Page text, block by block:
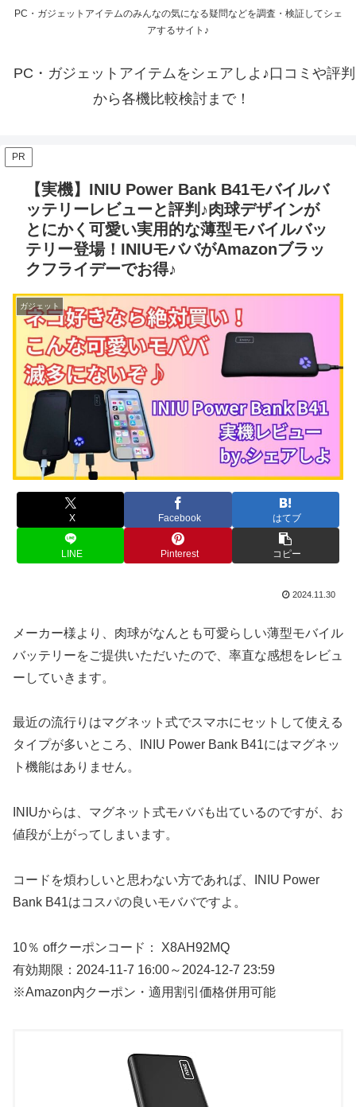
PC・ガジェットアイテムのみんなの気になる疑問などを調査・検証してシェ
アするサイト♪
PC・ガジェットアイテムをシェアしよ♪口コミや評判
から各機比較検討まで！
PR
【実機】INIU Power Bank B41モバイルバ
ッテリーレビューと評判♪肉球デザインが
とにかく可愛い実用的な薄型モバイルバッ
テリー登場！INIUモババがAmazonブラッ
クフライデーでお得♪
ガジェット
X Facebook はてブ
LINE Pinterest コピー
2024.11.30
メーカー様より、肉球がなんとも可愛らしい薄型モバイル
バッテリーをご提供いただいたので、率直な感想をレビュ
ーしていきます。
最近の流行りはマグネット式でスマホにセットして使える
タイプが多いところ、INIU Power Bank B41にはマグネッ
ト機能はありません。
INIUからは、マグネット式モババも出ているのですが、お
値段が上がってしまいます。
コードを煩わしいと思わない方であれば、INIU Power
Bank B41はコスパの良いモババですよ。
10％ offクーポンコード： X8AH92MQ
有効期限：2024-11-7 16:00～2024-12-7 23:59
※Amazon内クーポン・適用割引価格併用可能